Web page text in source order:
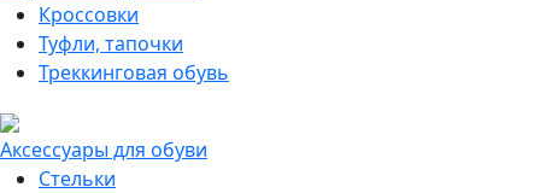
Кроссовки
Туфли, тапочки
Треккинговая обувь
Аксессуары для обуви
Стельки